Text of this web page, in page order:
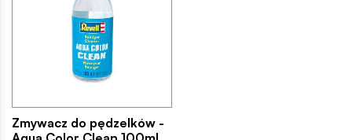
Zmywacz do pędzelków -